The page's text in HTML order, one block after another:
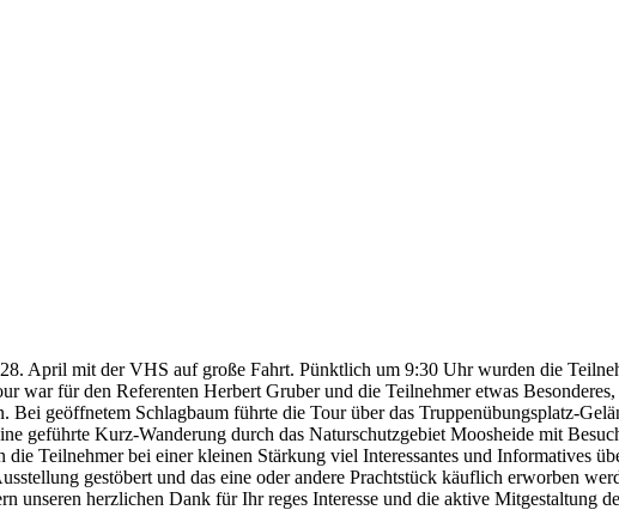
April mit der VHS auf große Fahrt. Pünktlich um 9:30 Uhr wurden die
war für den Referenten Herbert Gruber und die Teilnehmer etwas
Bei geöffnetem Schlagbaum führte die Tour über das Truppenübungsplatz-
geführte Kurz-Wanderung durch das Naturschutzgebiet Moosheide mit
Teilnehmer bei einer kleinen Stärkung viel Interessantes und Informatives
gestöbert und das eine oder andere Prachtstück käuflich erworben
unseren herzlichen Dank für Ihr reges Interesse und die aktive Mitgestaltung